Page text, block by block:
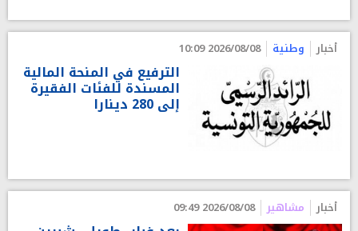
أخبار وطنية 2026/08/08 10:09
الترفيع في المنحة المالية
المسندة للفئات الفقيرة
إلى 280 دينارا
أخبار مشاهير 2026/08/08 09:49